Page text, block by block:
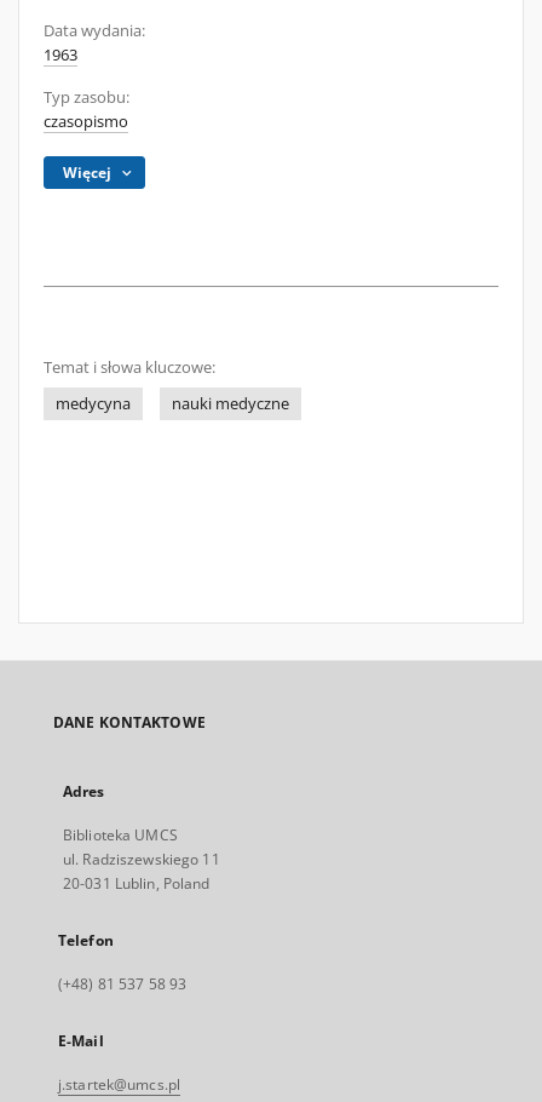
Data wydania:
1963
Typ zasobu:
czasopismo
Więcej
Temat i słowa kluczowe:
medycyna
nauki medyczne
DANE KONTAKTOWE
Adres
Biblioteka UMCS
ul. Radziszewskiego 11
20-031 Lublin, Poland
Telefon
(+48) 81 537 58 93
E-Mail
j.startek@umcs.pl